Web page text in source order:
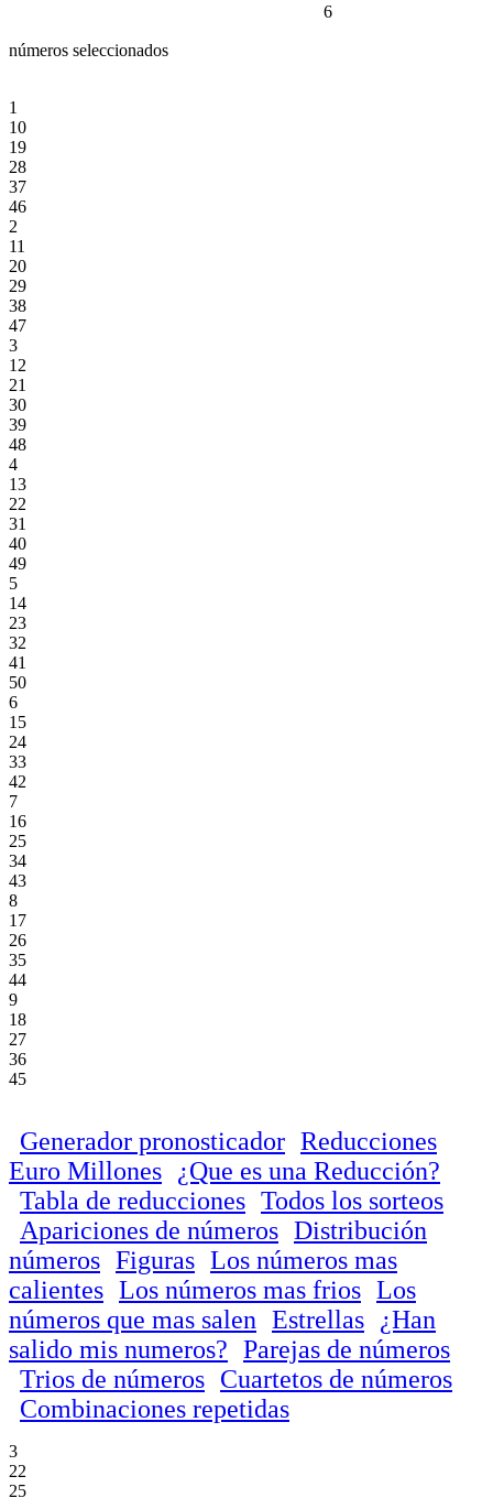
6
números seleccionados
1
10
19
28
37
46
2
11
20
29
38
47
3
12
21
30
39
48
4
13
22
31
40
49
5
14
23
32
41
50
6
15
24
33
42
7
16
25
34
43
8
17
26
35
44
9
18
27
36
45
Generador pronosticador Reducciones
Euro Millones
¿Que es una Reducción?
Tabla de reducciones Todos los sorteos
Apariciones de números Distribución
números Figuras Los números mas
calientes Los números mas frios Los
números que mas salen Estrellas
¿Han
salido mis numeros? Parejas de números
Trios de números Cuartetos de números
Combinaciones repetidas
3
22
25